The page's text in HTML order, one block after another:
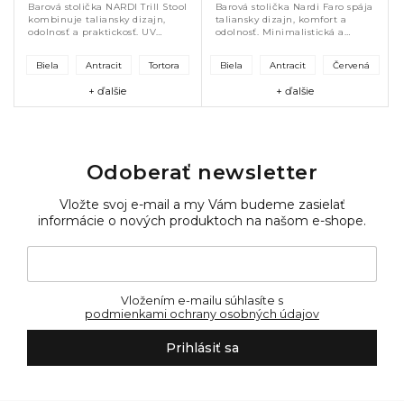
Barová stolička NARDI Trill Stool
kombinuje taliansky dizajn,
odolnosť a praktickosť. UV
vonkajšie použitie. Ľahká,...
Biela Antracit Tortora
+ ďalšie
Barová stolička Nardi Faro spája
taliansky dizajn, komfort a
odolnosť. Minimalistická a
hotelové exteriéry. Vyrobená z...
Biela Antracit Červená
+ ďalšie
Odoberať newsletter
Vložte svoj e-mail a my Vám budeme zasielať
informácie o nových produktoch na našom e-shope.
podmienkami ochrany osobných údajov
Prihlásiť sa